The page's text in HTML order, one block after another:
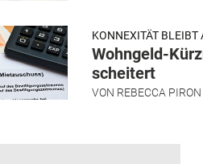
KONNEXITÄT BLEIBT
Wohngeld-
scheitert
VON REBECCA PIRON